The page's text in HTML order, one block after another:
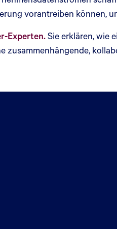
vorantreiben können,
Experten.Sie erklären, wie
zusammenhängende,